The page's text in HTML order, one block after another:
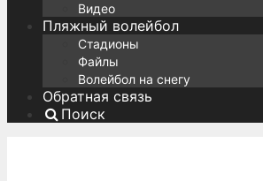
Видео
Пляжный волейбол
Стадионы
Файлы
Волейбол на снегу
Обратная связь
Поиск